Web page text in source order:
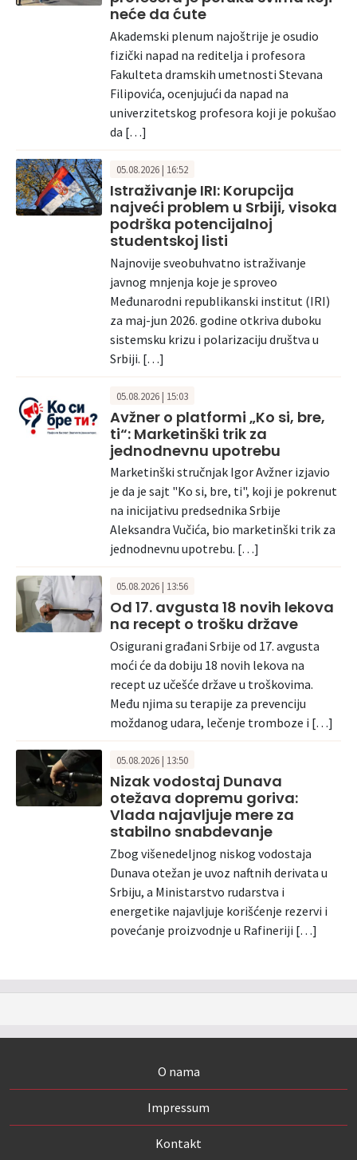
neće da ćute
Akademski plenum najoštrije je osudio
fizički napad na reditelja i profesora
Fakulteta dramskih umetnosti Stevana
Filipovića, ocenjujući da napad na
univerzitetskog profesora koji je pokušao
da […]
05.08.2026 | 16:52
Istraživanje IRI: Korupcija
najveći problem u Srbiji, visoka
podrška potencijalnoj
studentskoj listi
Najnovije sveobuhvatno istraživanje
javnog mnjenja koje je sproveo
Međunarodni republikanski institut (IRI)
za maj-jun 2026. godine otkriva duboku
sistemsku krizu i polarizaciju društva u
Srbiji. […]
05.08.2026 | 15:03
Avžner o platformi „Ko si, bre,
ti“: Marketinški trik za
jednodnevnu upotrebu
Marketinški stručnjak Igor Avžner izjavio
je da je sajt "Ko si, bre, ti", koji je pokrenut
na inicijativu predsednika Srbije
Aleksandra Vučića, bio marketinški trik za
jednodnevnu upotrebu. […]
05.08.2026 | 13:56
Od 17. avgusta 18 novih lekova
na recept o trošku države
Osigurani građani Srbije od 17. avgusta
moći će da dobiju 18 novih lekova na
recept uz učešće države u troškovima.
Među njima su terapije za prevenciju
moždanog udara, lečenje tromboze i […]
05.08.2026 | 13:50
Nizak vodostaj Dunava
otežava dopremu goriva:
Vlada najavljuje mere za
stabilno snabdevanje
Zbog višenedeljnog niskog vodostaja
Dunava otežan je uvoz naftnih derivata u
Srbiju, a Ministarstvo rudarstva i
energetike najavljuje korišćenje rezervi i
povećanje proizvodnje u Rafineriji […]
O nama
Impressum
Kontakt